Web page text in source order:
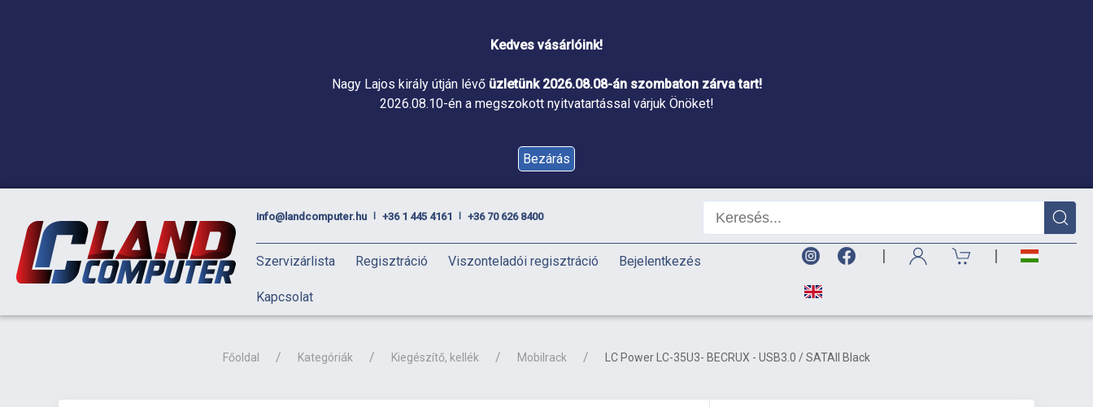
Kedves vásárlóink!
Nagy Lajos király útján lévő üzletünk 2026.08.08-án szombaton zárva tart!
2026.08.10-én a megszokott nyitvatartással várjuk Önöket!
Bezárás
info@landcomputer.hu +36 1 445 4161 +36 70 626 8400
Szervizárlista Regisztráció Viszonteladói regisztráció Bejelentkezés
Kapcsolat
| |
Főoldal Kategóriák Kiegészítő, kellék Mobilrack LC Power LC-35U3- BECRUX - USB3.0 / SATAII Black